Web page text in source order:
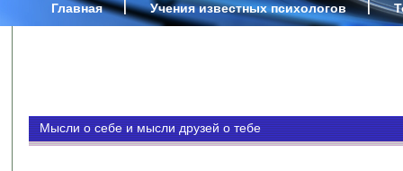
Главная Учения известных психологов
Мысли о себе и мысли друзей о тебе